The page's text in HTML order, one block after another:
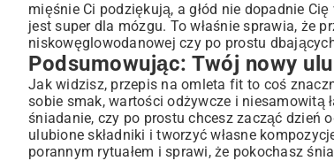
mięśnie Ci podziękują, a głód nie dopadnie
jest super dla mózgu. To właśnie sprawia, że
niskowęglowodanowej czy po prostu
Podsumowując: Twój nowy
Jak widzisz, przepis na omleta fit to coś
sobie smak, wartości odżywcze i niesamowitą
śniadanie, czy po prostu chcesz zacząć dzień
ulubione składniki i tworzyć własne
porannym rytuałem i sprawi, że pokochasz